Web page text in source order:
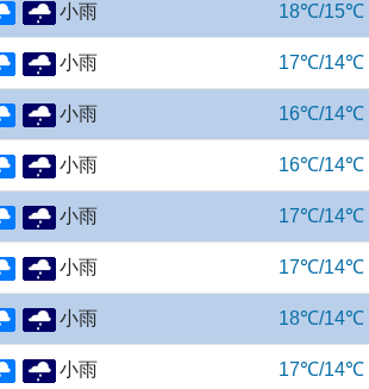
小雨 18℃/15℃
小雨 17℃/14℃
小雨 16℃/14℃
小雨 16℃/14℃
小雨 17℃/14℃
小雨 17℃/14℃
小雨 18℃/14℃
小雨 17℃/14℃